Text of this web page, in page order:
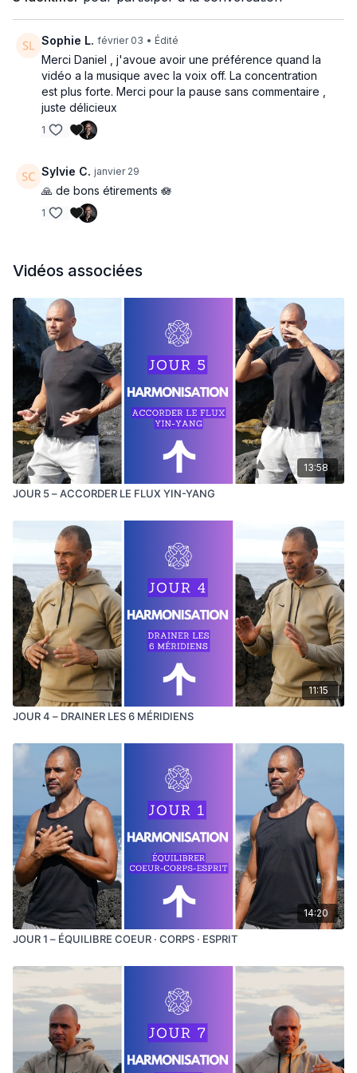
Les mouvements permettent :
de dénouer les blocages profonds
de relancer la circulation Qi/Xue
d’alléger les charges émotionnelles accumulées
Une séance libératrice, souvent ressentie comme un grand
soupir intérieur.
Inspiration taoïste
la vie reprend son cours.
Sophie L. février 03 • Édité
Merci Daniel , j'avoue avoir une préférence quand la
vidéo a la musique avec la voix off. La concentration
est plus forte. Merci pour la pause sans commentaire ,
juste délicieux
1
Sylvie C. janvier 29
🙏 de bons étirements 🪷
1
Vidéos associées
13:58
JOUR 5 – ACCORDER LE FLUX YIN-YANG
11:15
JOUR 4 – DRAINER LES 6 MÉRIDIENS
14:20
JOUR 1 – ÉQUILIBRE COEUR · CORPS · ESPRIT